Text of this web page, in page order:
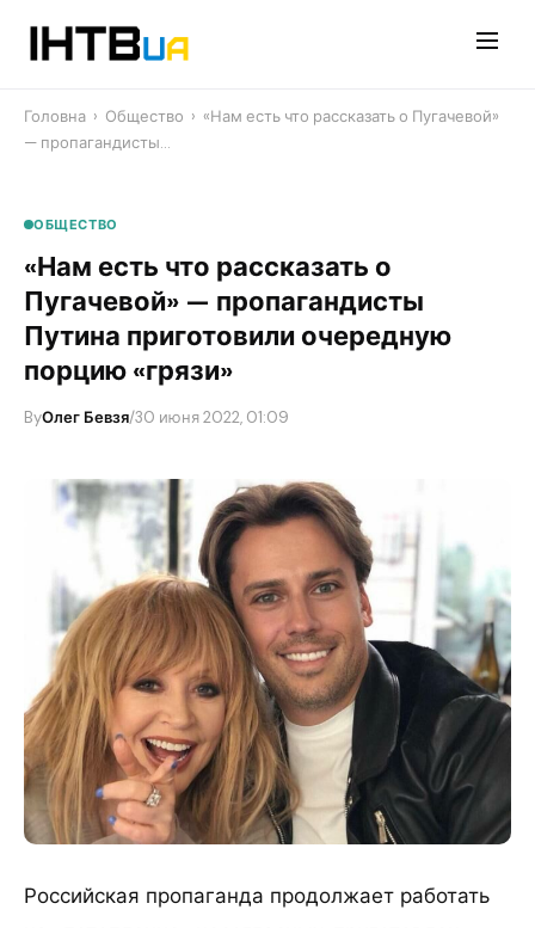
Головна › Общество › «Нам есть что рассказать о Пугачевой»
— пропагандисты…
ОБЩЕСТВО
«Нам есть что рассказать о
Пугачевой» — пропагандисты
Путина приготовили очередную
порцию «грязи»
ByОлег Бевзя/30 июня 2022, 01:09
Российская пропаганда продолжает работать